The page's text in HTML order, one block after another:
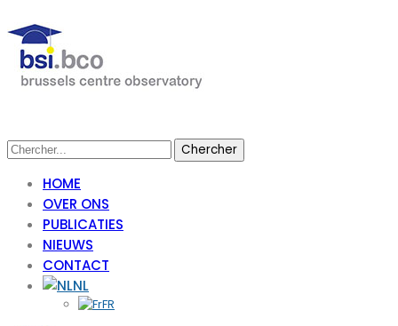
HOME
OVER ONS
PUBLICATIES
NIEUWS
CONTACT
NL
FR